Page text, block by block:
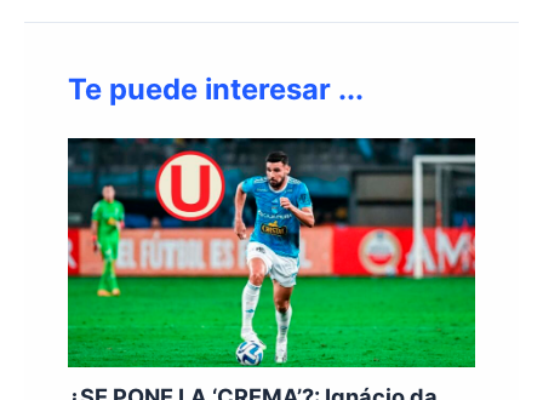
Te puede interesar ...